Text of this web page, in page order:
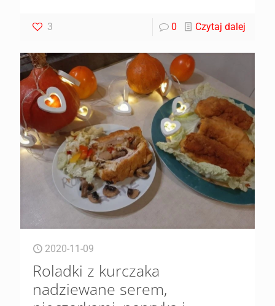
3 0 Czytaj dalej
2020-11-09
Roladki z kurczaka
nadziewane serem,